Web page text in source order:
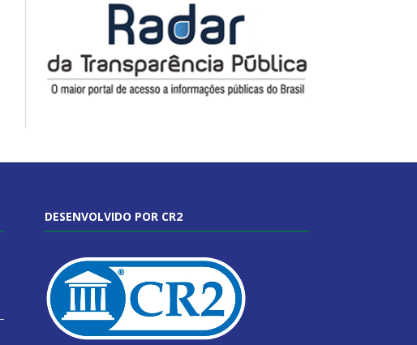
DESENVOLVIDO POR CR2